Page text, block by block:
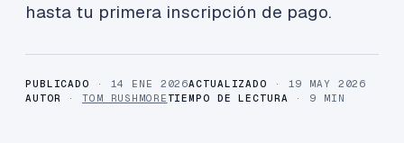
hasta tu primera inscripción de pago.
PUBLICADO · 14 ENE 2026ACTUALIZADO · 19 MAY 2026
AUTOR
·TOM RUSHMORE TIEMPO DE LECTURA · 9 MIN